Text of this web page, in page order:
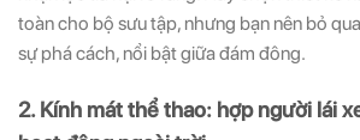
toàn cho bộ sưu tập, nhưng bạn nên bỏ
sự phá cách, nổi bật giữa đám đông.
2. Kính mát thể thao: hợp người lái